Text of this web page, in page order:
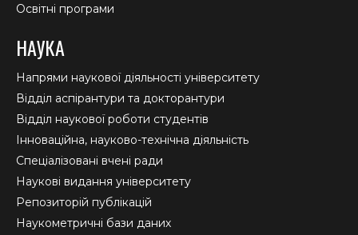
Освітні програми
НАУКА
Напрями наукової діяльності університету
Відділ аспірантури та докторантури
Відділ наукової роботи студентів
Інноваційна, науково-технічна діяльність
Спеціалізовані вчені ради
Наукові видання університету
Репозиторій публікацій
Наукометричні бази даних